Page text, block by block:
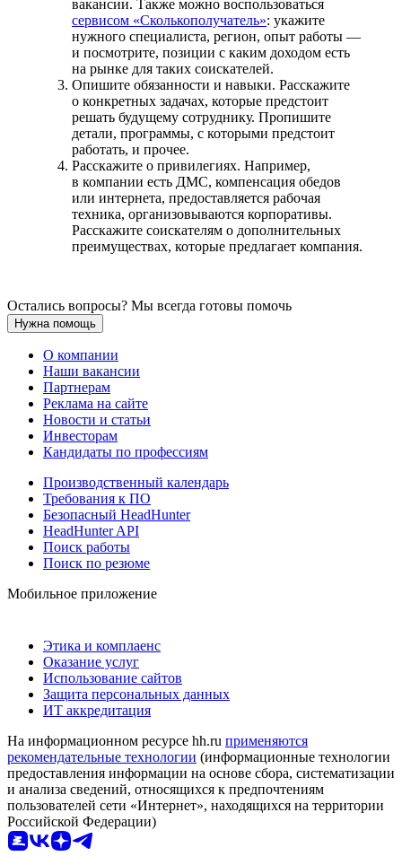
вакансии. Также можно воспользоваться
сервисом «Сколькополучатель»: укажите
нужного специалиста, регион, опыт работы —
и посмотрите, позиции с каким доходом есть
на рынке для таких соискателей.
Опишите обязанности и навыки. Расскажите
о конкретных задачах, которые предстоит
решать будущему сотруднику. Пропишите
детали, программы, с которыми предстоит
работать, и прочее.
Расскажите о привилегиях. Например,
в компании есть ДМС, компенсация обедов
или интернета, предоставляется рабочая
техника, организовываются корпоративы.
Расскажите соискателям о дополнительных
преимуществах, которые предлагает компания.
Остались вопросы? Мы всегда готовы помочь
Нужна помощь
О компании
Наши вакансии
Партнерам
Реклама на сайте
Новости и статьи
Инвесторам
Кандидаты по профессиям
Производственный календарь
Требования к ПО
Безопасный HeadHunter
HeadHunter API
Поиск работы
Поиск по резюме
Мобильное приложение
Этика и комплаенс
Оказание услуг
Использование сайтов
Защита персональных данных
ИТ аккредитация
На информационном ресурсе hh.ru применяются
рекомендательные технологии (информационные технологии
предоставления информации на основе сбора, систематизации
и анализа сведений, относящихся к предпочтениям
пользователей сети «Интернет», находящихся на территории
Российской Федерации)